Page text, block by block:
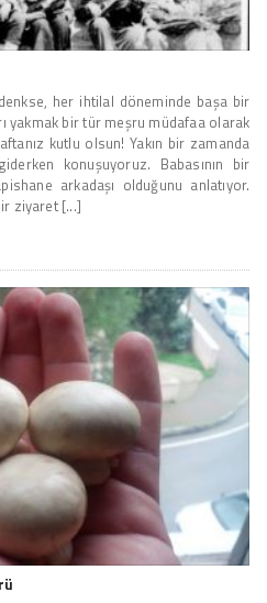
her ihtilal döneminde başa bir
yakmak bir tür meşru müdafaa olarak
kutlu olsun! Yakın bir zamanda
konuşuyoruz. Babasının bir
arkadaşı olduğunu anlatıyor.
ziyaret [...]